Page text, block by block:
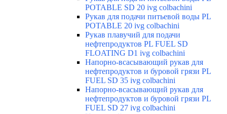
POTABLE SD 20 ivg colbachini
Рукав для подачи питьевой воды PL
POTABLE 20 ivg colbachini
Рукав плавучий для подачи
нефтепродуктов PL FUEL SD
FLOATING D1 ivg colbachini
Напорно-всасывающий рукав для
нефтепродуктов и буровой грязи PL
FUEL SD 35 ivg colbachini
Напорно-всасывающий рукав для
нефтепродуктов и буровой грязи PL
FUEL SD 27 ivg colbachini